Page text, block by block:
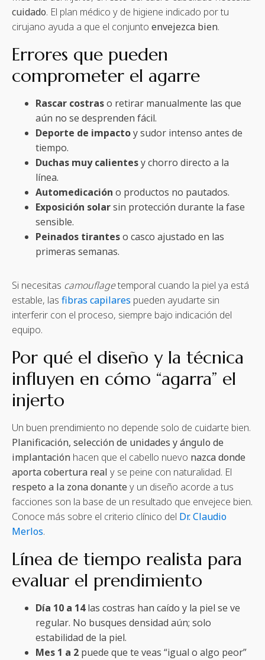
cuidado. El plan médico y de higiene indicado por tu
cirujano ayuda a que el conjunto envejezca bien.
Errores que pueden
comprometer el agarre
Rascar costraso retirar manualmente las que
aún no se desprenden fácil.
Deporte de impactoy sudor intenso antes de
tiempo.
Duchas muy calientesy chorro directo a la
línea.
Automedicación o productos no pautados.
Exposición solarsin protección durante la fase
sensible.
Peinados tiranteso casco ajustado en las
primeras semanas.
Si necesitas camouflagetemporal cuando la piel ya está
estable, las fibras capilares pueden ayudarte sin
interferir con el proceso, siempre bajo indicación del
equipo.
Por qué el diseño y la técnica
influyen en cómo “agarra” el
injerto
Un buen prendimiento no depende solo de cuidarte bien.
Planificación, selección de unidades y ángulo de
implantación hacen que el cabello nuevo nazca donde
aporta cobertura real y se peine con naturalidad. El
respeto a la zona donante y un diseño acorde a tus
facciones son la base de un resultado que envejece bien.
Conoce más sobre el criterio clínico del Dr. Claudio
Merlos.
Línea de tiempo realista para
evaluar el prendimiento
Día 10 a 14las costras han caído y la piel se ve
regular. No busques densidad aún; solo
estabilidad de la piel.
Mes 1 a 2 puede que te veas “igual o algo peor”